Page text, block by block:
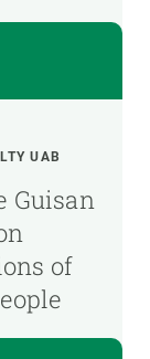
UAB
Guisan
of